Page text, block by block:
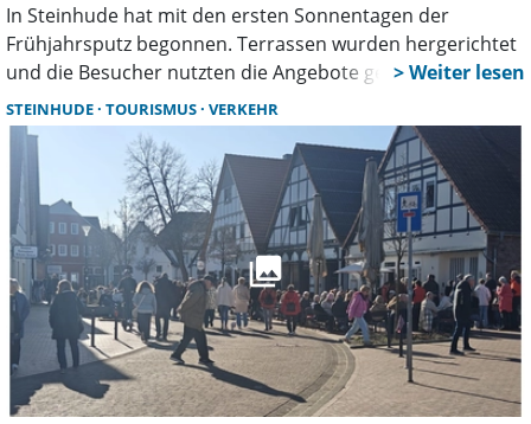
In Steinhude hat mit den ersten Sonnentagen der
Frühjahrsputz begonnen. Terrassen wurden hergerichtet
und die Besucher nutzten die Angebote gern. Auch die
Steinhuder Personenschifffahrt bereitet sich vor: Ab 20.
März startet die Saison wieder mit „Leinen los“.
STEINHUDE TOURISMUS VERKEHR